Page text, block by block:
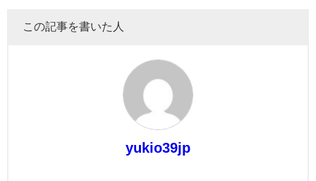
この記事を書いた人
yukio39jp